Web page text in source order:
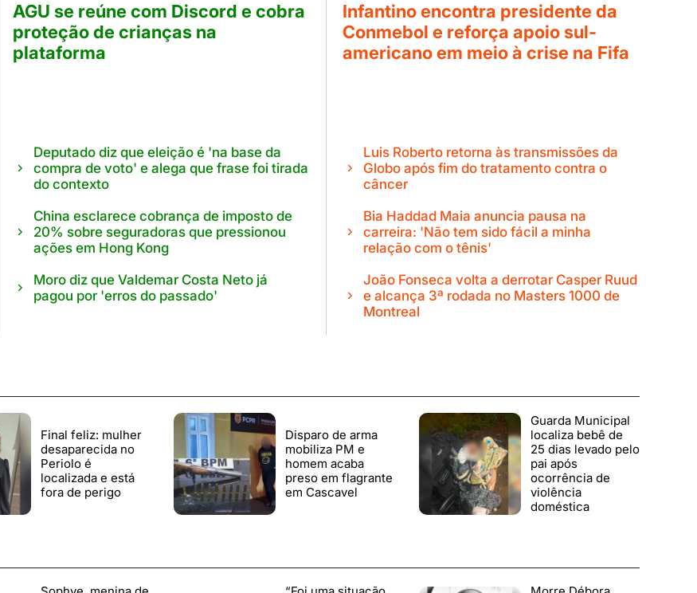
AGU se reúne com Discord e cobra
proteção de crianças na
plataforma
Deputado diz que eleição é 'na base da
compra de voto' e alega que frase foi tirada
do contexto
China esclarece cobrança de imposto de
20% sobre seguradoras que pressionou
ações em Hong Kong
Moro diz que Valdemar Costa Neto já
pagou por 'erros do passado'
Infantino encontra presidente da
Conmebol e reforça apoio sul-
americano em meio à crise na Fifa
Luis Roberto retorna às transmissões da
Globo após fim do tratamento contra o
câncer
Bia Haddad Maia anuncia pausa na
carreira: 'Não tem sido fácil a minha
relação com o tênis'
João Fonseca volta a derrotar Casper Ruud
e alcança 3ª rodada no Masters 1000 de
Montreal
Final feliz: mulher
desaparecida no
Periolo é
localizada e está
fora de perigo
Disparo de arma
mobiliza PM e
homem acaba
preso em flagrante
em Cascavel
Guarda Municipal
localiza bebê de
25 dias levado pelo
pai após
ocorrência de
violência
doméstica